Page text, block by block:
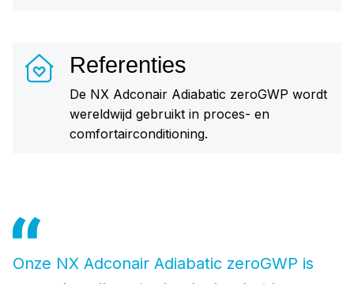
Referenties
De NX Adconair Adiabatic zeroGWP wordt
wereldwijd gebruikt in proces- en
comfortairconditioning.
Onze NX Adconair Adiabatic zeroGWP is